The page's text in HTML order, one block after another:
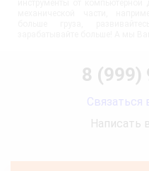
8 (999)
Связаться
Написать